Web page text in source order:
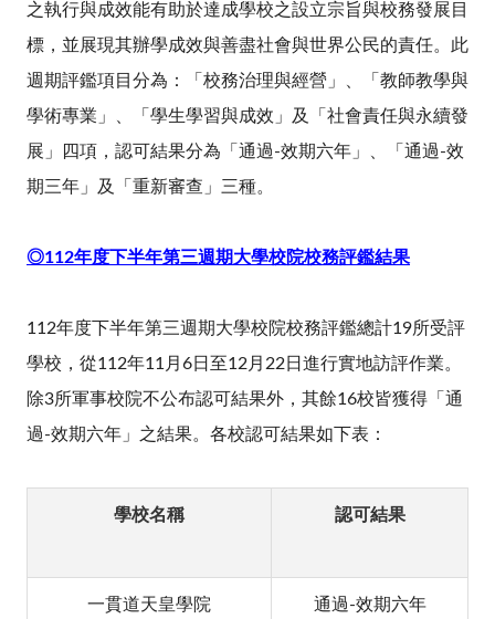
之執行與成效能有助於達成學校之設立宗旨與校務發展目
標，並展現其辦學成效與善盡社會與世界公民的責任。此
週期評鑑項目分為：「校務治理與經營」、「教師教學與
學術專業」、「學生學習與成效」及「社會責任與永續發
展」四項，認可結果分為「通過-效期六年」、「通過-效
期三年」及「重新審查」三種。
◎112年度下半年第三週期大學校院校務評鑑結果
112年度下半年第三週期大學校院校務評鑑總計19所受評
學校，從112年11月6日至12月22日進行實地訪評作業。
除3所軍事校院不公布認可結果外，其餘16校皆獲得「通
過-效期六年」之結果。各校認可結果如下表：
學校名稱 認可結果
一貫道天皇學院 通過-效期六年